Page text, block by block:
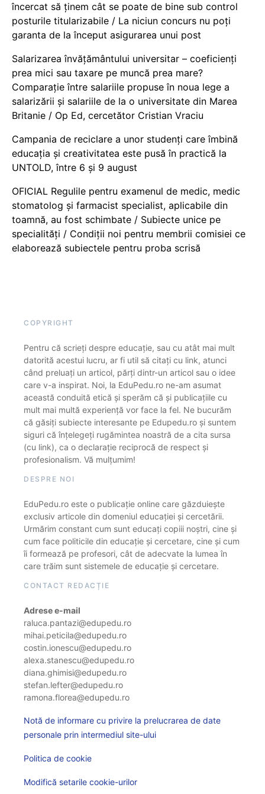
încercat să ținem cât se poate de bine sub control
posturile titularizabile / La niciun concurs nu poți
garanta de la început asigurarea unui post
Salarizarea învățământului universitar – coeficienți
prea mici sau taxare pe muncă prea mare?
Comparație între salariile propuse în noua lege a
salarizării și salariile de la o universitate din Marea
Britanie / Op Ed, cercetător Cristian Vraciu
Campania de reciclare a unor studenți care îmbină
educația și creativitatea este pusă în practică la
UNTOLD, între 6 și 9 august
OFICIAL Regulile pentru examenul de medic, medic
stomatolog și farmacist specialist, aplicabile din
toamnă, au fost schimbate / Subiecte unice pe
specialități / Condiții noi pentru membrii comisiei ce
elaborează subiectele pentru proba scrisă
COPYRIGHT
Pentru că scrieți despre educație, sau cu atât mai mult
datorită acestui lucru, ar fi util să citați cu link, atunci
când preluați un articol, părți dintr-un articol sau o idee
care v-a inspirat. Noi, la EduPedu.ro ne-am asumat
această conduită etică și sperăm că și publicațiile cu
mult mai multă experiență vor face la fel. Ne bucurăm
că găsiți subiecte interesante pe Edupedu.ro și suntem
siguri că înțelegeți rugămintea noastră de a cita sursa
(cu link), ca o declarație reciprocă de respect și
profesionalism. Vă mulțumim!
DESPRE NOI
EduPedu.ro este o publicație online care găzduiește
exclusiv articole din domeniul educației și cercetării.
Urmărim constant cum sunt educați copiii noștri, cine și
cum face politicile din educație și cercetare, cine și cum
îi formează pe profesori, cât de adecvate la lumea în
care trăim sunt sistemele de educație și cercetare.
CONTACT REDACȚIE
Adrese e-mail
raluca.pantazi@edupedu.ro
mihai.peticila@edupedu.ro
costin.ionescu@edupedu.ro
alexa.stanescu@edupedu.ro
diana.ghimisi@edupedu.ro
stefan.lefter@edupedu.ro
ramona.florea@edupedu.ro
Notă de informare cu privire la prelucrarea de date
personale prin intermediul site-ului
Politica de cookie
Modifică setarile cookie-urilor